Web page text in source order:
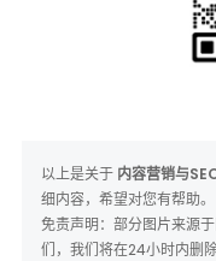
以上是关于 内容营销与
细内容，希望对您有帮助。
免责声明：部分图片来源
们，我们将在24小时内删除